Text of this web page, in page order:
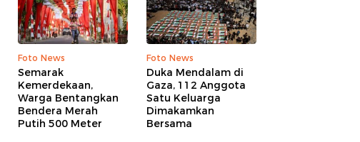
Foto News
Semarak
Kemerdekaan,
Warga Bentangkan
Bendera Merah
Putih 500 Meter
Foto News
Duka Mendalam di
Gaza, 112 Anggota
Satu Keluarga
Dimakamkan
Bersama